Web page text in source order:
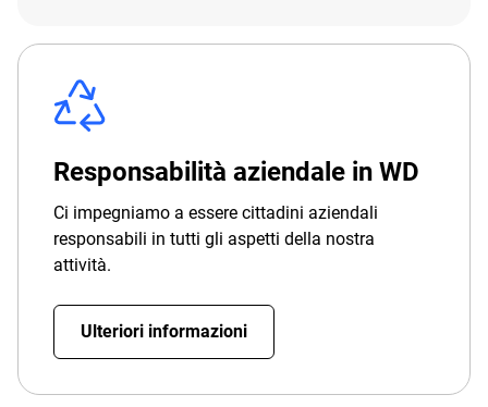
Responsabilità aziendale in WD
Ci impegniamo a essere cittadini aziendali
responsabili in tutti gli aspetti della nostra
attività.
Ulteriori informazioni